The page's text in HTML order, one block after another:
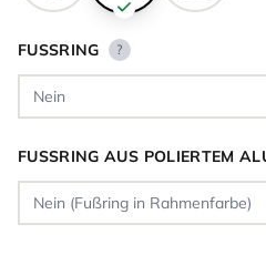
FUSSRING ?
FUSSRING AUS POLIERTEM